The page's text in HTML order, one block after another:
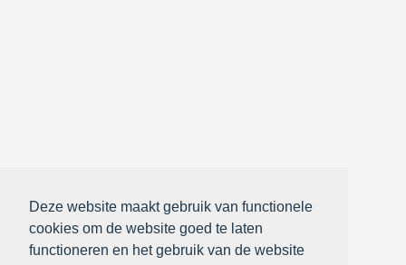
Deze website maakt gebruik van functionele
cookies om de website goed te laten
functioneren en het gebruik van de website